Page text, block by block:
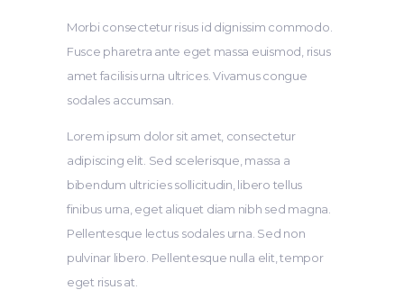
Morbi consectetur risus id dignissim commodo.
Fusce pharetra ante eget massa euismod, risus
amet facilisis urna ultrices. Vivamus congue
sodales accumsan.
Lorem ipsum dolor sit amet, consectetur
adipiscing elit. Sed scelerisque, massa a
bibendum ultricies sollicitudin, libero tellus
finibus urna, eget aliquet diam nibh sed magna.
Pellentesque lectus sodales urna. Sed non
pulvinar libero. Pellentesque nulla elit, tempor
eget risus at.